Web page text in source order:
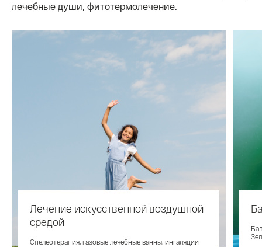
лечебные души, фитотермолечение.
Лечение искусственной воздушной
средой
Спелеотерапия, газовые лечебные ванны, ингаляции